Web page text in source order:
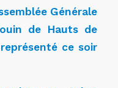
Générale
de Hauts de
ce soir